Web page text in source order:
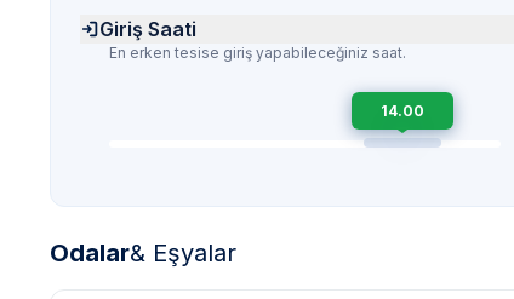
Giriş Saati
En erken tesise giriş yapabileceğiniz saat.
14.00
Odalar& Eşyalar